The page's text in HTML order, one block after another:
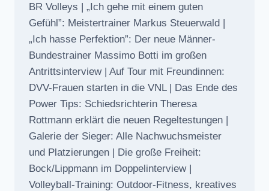
BR Volleys | „Ich gehe mit einem guten
Gefühl”: Meistertrainer Markus Steuerwald |
„Ich hasse Perfektion”: Der neue Männer-
Bundestrainer Massimo Botti im großen
Antrittsinterview | Auf Tour mit Freundinnen:
DVV-Frauen starten in die VNL | Das Ende des
Power Tips: Schiedsrichterin Theresa
Rottmann erklärt die neuen Regeltestungen |
Galerie der Sieger: Alle Nachwuchsmeister
und Platzierungen | Die große Freiheit:
Bock/Lippmann im Doppelinterview |
Volleyball-Training: Outdoor-Fitness, kreatives